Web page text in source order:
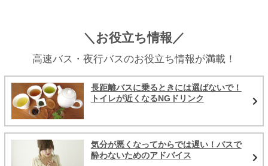
＼お役立ち情報／
高速バス・夜行バスのお役立ち情報が満載！
長距離バスに乗るときには選ばないで！
トイレが近くなるNGドリンク
気分が悪くなってからでは遅い！バスで
酔わないためのアドバイス